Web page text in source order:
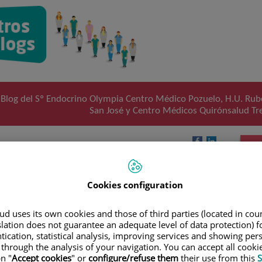
Blog del Sº Endocrino Olympia Centro Médico Pozuelo, H.U.
San José y Centro Médicos Quirónsalud
en deportes de alta
, como
debe
del
Cookies configuration
uses its own cookies and those of third parties (located in
does not guarantee an adequate level of data protection)
statistical analysis, improving services and showing
the analysis of your navigation. You can accept all
"Accept cookies" or configure/refuse themtheir use from this